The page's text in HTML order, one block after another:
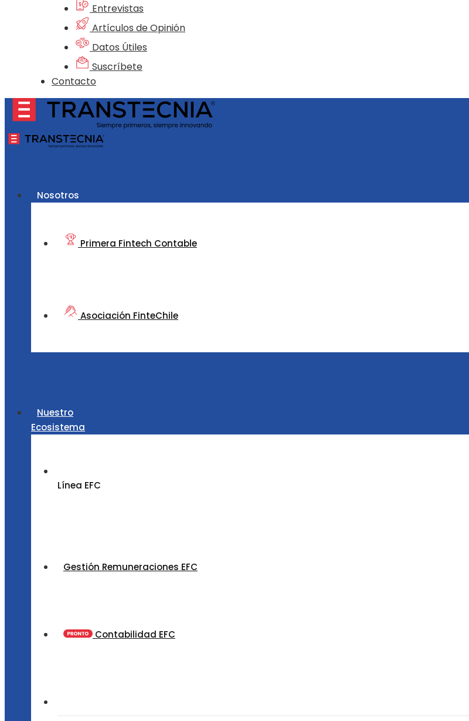
Entrevistas
Artículos de Opinión
Datos Útiles
Suscríbete
Contacto
Nosotros
Primera Fintech Contable
Asociación FinteChile
Nuestro
Ecosistema
Línea EFC
Gestión Remuneraciones EFC
Contabilidad EFC